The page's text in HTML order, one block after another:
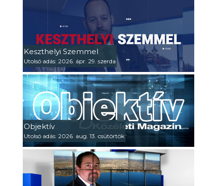
Keszthelyi Szemmel
Utolsó adás: 2026. ápr. 29. szerda
Objektív
Utolsó adás: 2026. aug. 13. csütörtök